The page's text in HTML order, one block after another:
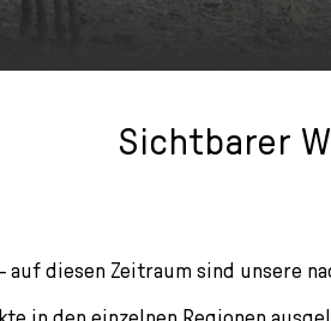
Sichtbarer
auf diesen Zeitraum sind unsere